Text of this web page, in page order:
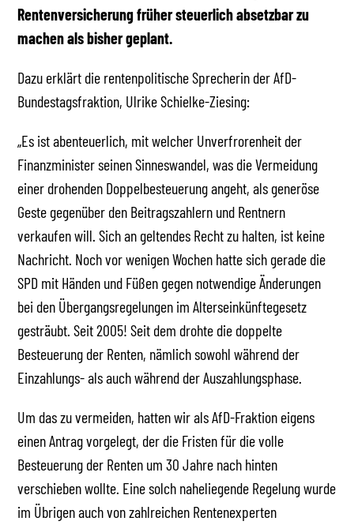
Rentenversicherung früher steuerlich absetzbar zu
machen als bisher geplant.
Dazu erklärt die rentenpolitische Sprecherin der AfD-
Bundestagsfraktion, Ulrike Schielke-Ziesing:
„Es ist abenteuerlich, mit welcher Unverfrorenheit der
Finanzminister seinen Sinneswandel, was die Vermeidung
einer drohenden Doppelbesteuerung angeht, als generöse
Geste gegenüber den Beitragszahlern und Rentnern
verkaufen will. Sich an geltendes Recht zu halten, ist keine
Nachricht. Noch vor wenigen Wochen hatte sich gerade die
SPD mit Händen und Füßen gegen notwendige Änderungen
bei den Übergangsregelungen im Alterseinkünftegesetz
gesträubt. Seit 2005! Seit dem drohte die doppelte
Besteuerung der Renten, nämlich sowohl während der
Einzahlungs- als auch während der Auszahlungsphase.
Um das zu vermeiden, hatten wir als AfD-Fraktion eigens
einen Antrag vorgelegt, der die Fristen für die volle
Besteuerung der Renten um 30 Jahre nach hinten
verschieben wollte. Eine solch naheliegende Regelung wurde
im Übrigen auch von zahlreichen Rentenexperten